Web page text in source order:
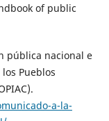
of public
pública nacional e
Pueblos
a-la-